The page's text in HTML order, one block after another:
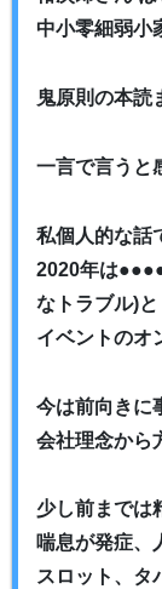
中小零細弱小
鬼原則の本読
一言で言うと
私個人的な話
2020年は
なトラブル)と
イベントのオ
今は前向きに
会社理念から
少し前までは
喘息が発症、
スロット、タ